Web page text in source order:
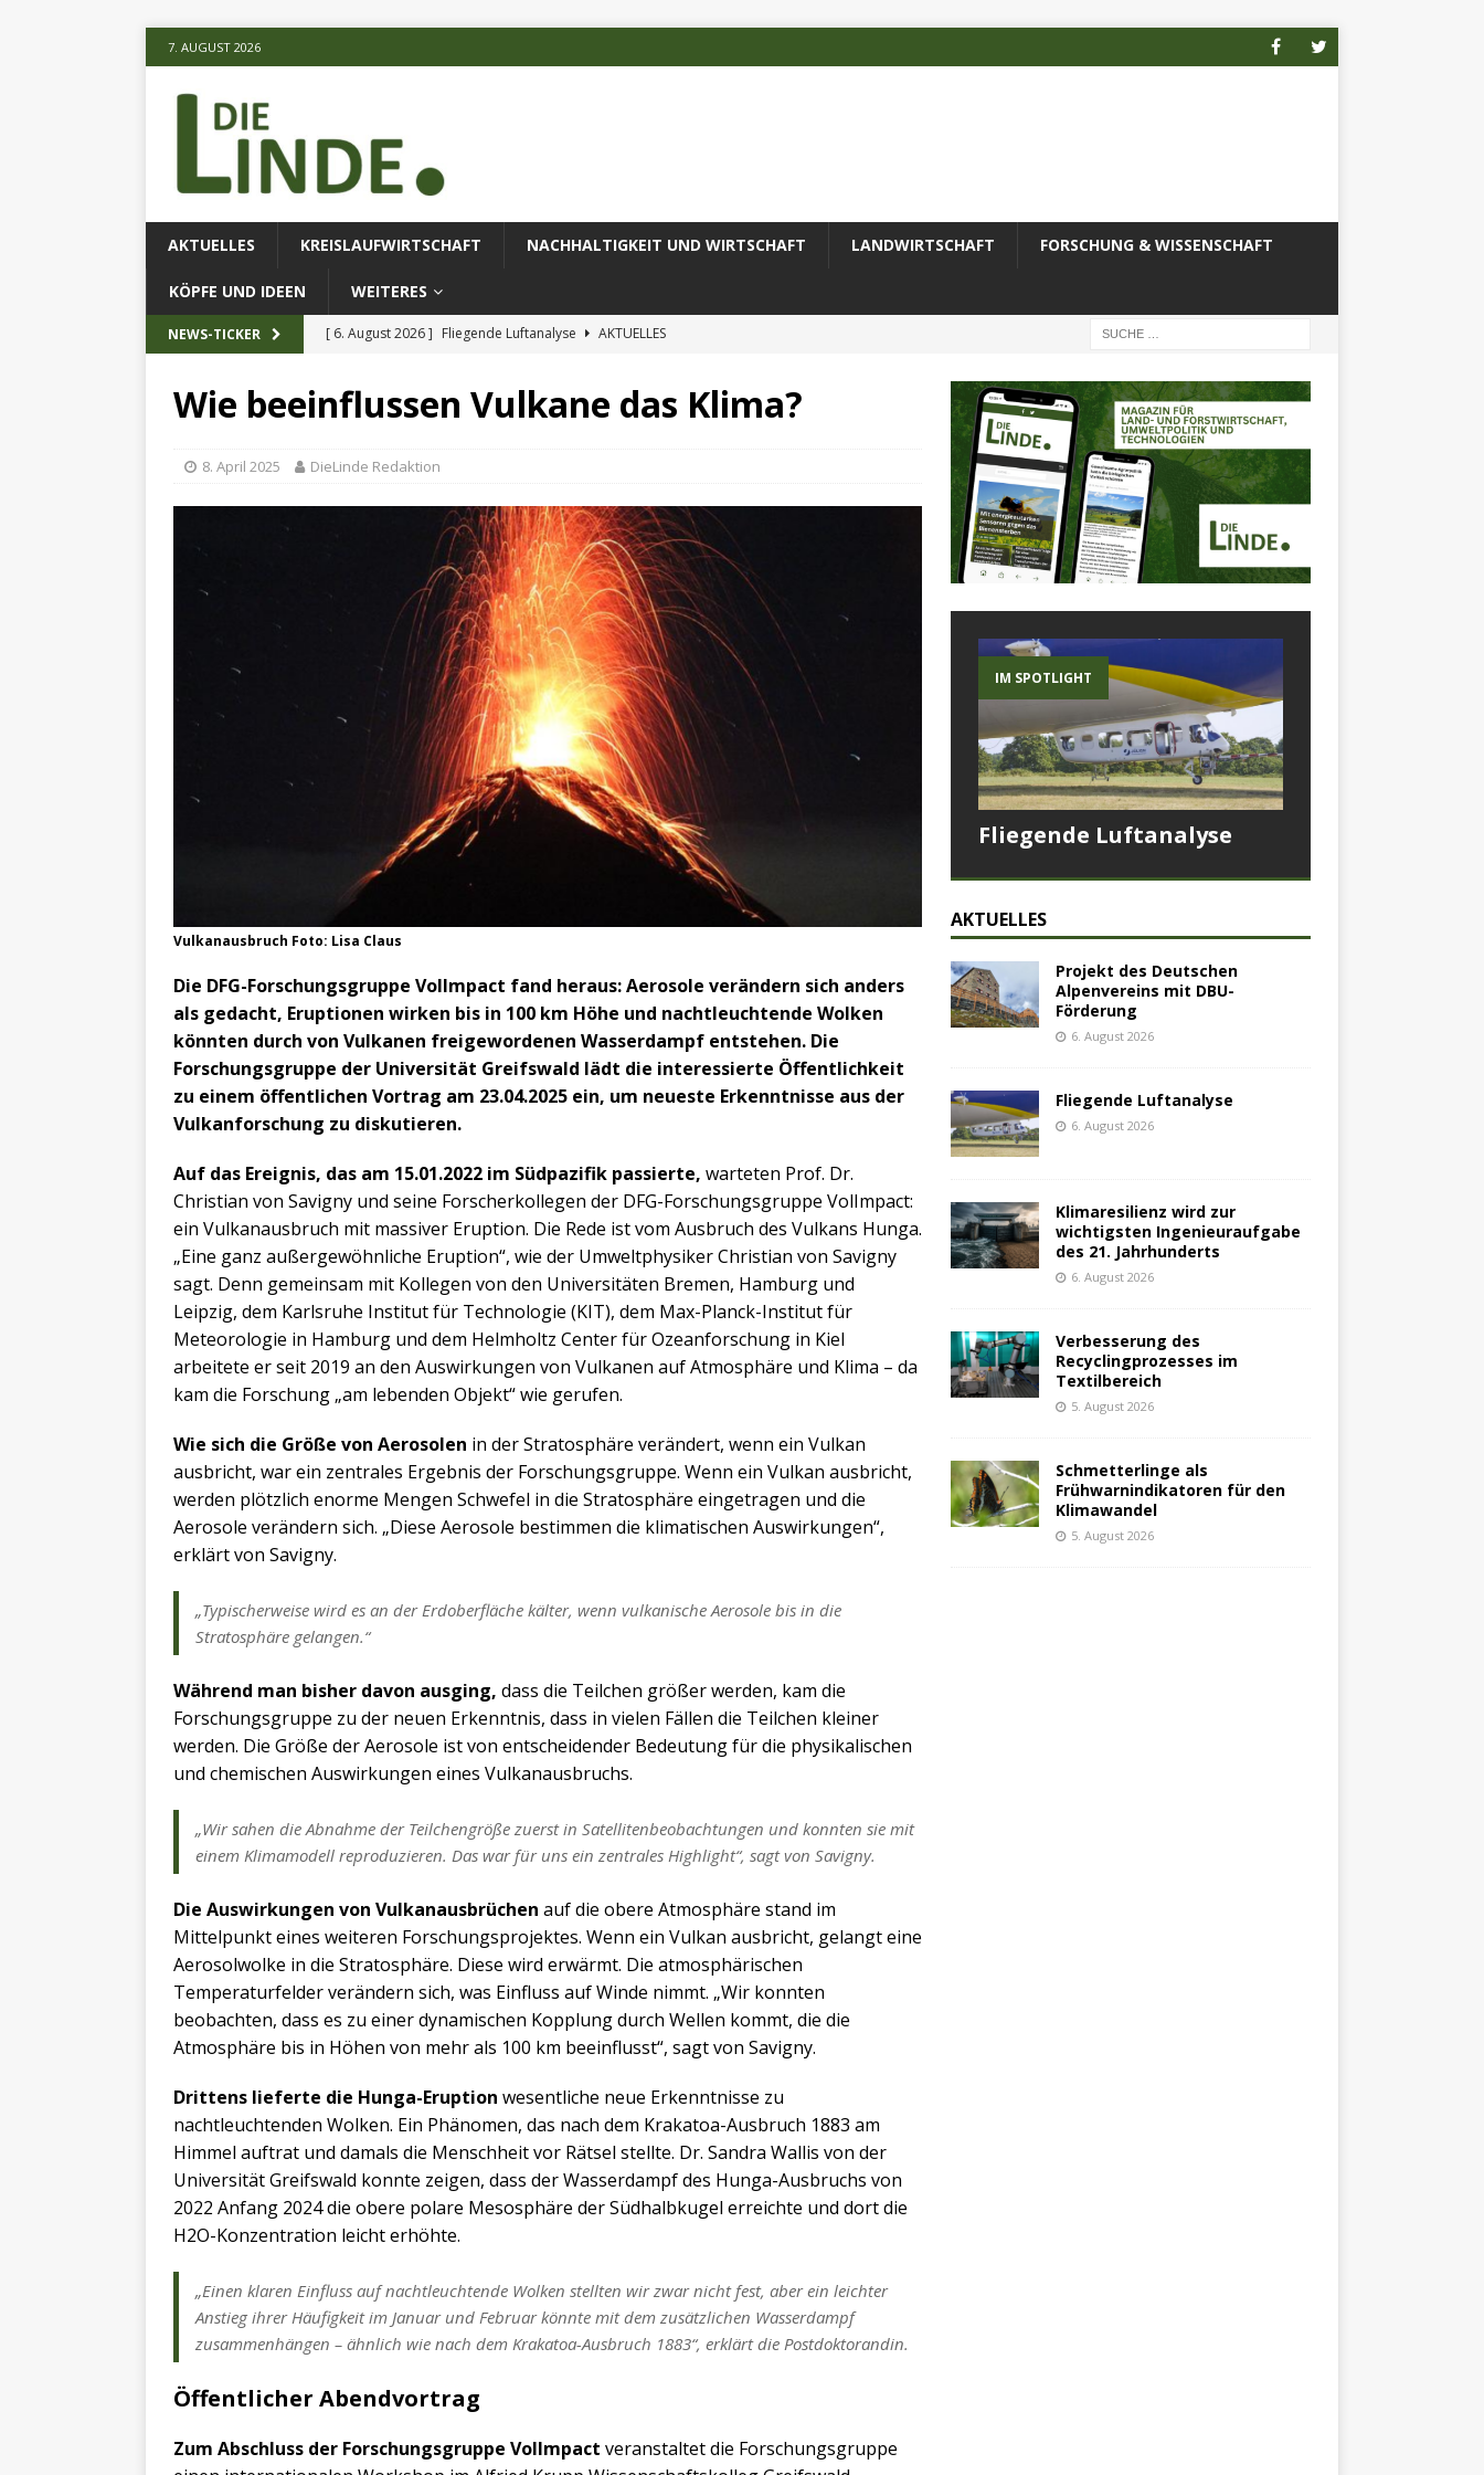
7. AUGUST 2026
AKTUELLES KREISLAUFWIRTSCHAFT NACHHALTIGKEIT UND WIRTSCHAFT LANDWIRTSCHAFT FORSCHUNG & WISSENSCHAFT
KÖPFE UND IDEEN WEITERES
NEWS-TICKER [ 6. August 2026 ] Fliegende Luftanalyse
AKTUELLES
AKTUELLES
Wie beeinflussen Vulkane das Klima?
8. April 2025 DieLinde Redaktion
Vulkanausbruch Foto: Lisa Claus
Die DFG-Forschungsgruppe VolImpact fand heraus: Aerosole verändern sich anders
als gedacht, Eruptionen wirken bis in 100 km Höhe und nachtleuchtende Wolken
könnten durch von Vulkanen freigewordenen Wasserdampf entstehen. Die
Forschungsgruppe der Universität Greifswald lädt die interessierte Öffentlichkeit
zu einem öffentlichen Vortrag am 23.04.2025 ein, um neueste Erkenntnisse aus der
Vulkanforschung zu diskutieren.
Auf das Ereignis, das am 15.01.2022 im Südpazifik passierte, warteten Prof. Dr.
Christian von Savigny und seine Forscherkollegen der DFG-Forschungsgruppe VolImpact:
ein Vulkanausbruch mit massiver Eruption. Die Rede ist vom Ausbruch des Vulkans Hunga.
„Eine ganz außergewöhnliche Eruption“, wie der Umweltphysiker Christian von Savigny
sagt. Denn gemeinsam mit Kollegen von den Universitäten Bremen, Hamburg und
Leipzig, dem Karlsruhe Institut für Technologie (KIT), dem Max-Planck-Institut für
Meteorologie in Hamburg und dem Helmholtz Center für Ozeanforschung in Kiel
arbeitete er seit 2019 an den Auswirkungen von Vulkanen auf Atmosphäre und Klima – da
kam die Forschung „am lebenden Objekt“ wie gerufen.
Wie sich die Größe von Aerosolen in der Stratosphäre verändert, wenn ein Vulkan
ausbricht, war ein zentrales Ergebnis der Forschungsgruppe. Wenn ein Vulkan ausbricht,
werden plötzlich enorme Mengen Schwefel in die Stratosphäre eingetragen und die
Aerosole verändern sich. „Diese Aerosole bestimmen die klimatischen Auswirkungen“,
erklärt von Savigny.
„Typischerweise wird es an der Erdoberfläche kälter, wenn vulkanische Aerosole bis in die
Stratosphäre gelangen.“
Während man bisher davon ausging, dass die Teilchen größer werden, kam die
Forschungsgruppe zu der neuen Erkenntnis, dass in vielen Fällen die Teilchen kleiner
werden. Die Größe der Aerosole ist von entscheidender Bedeutung für die physikalischen
und chemischen Auswirkungen eines Vulkanausbruchs.
„Wir sahen die Abnahme der Teilchengröße zuerst in Satellitenbeobachtungen und konnten sie mit
einem Klimamodell reproduzieren. Das war für uns ein zentrales Highlight“, sagt von Savigny.
Die Auswirkungen von Vulkanausbrüchen auf die obere Atmosphäre stand im
Mittelpunkt eines weiteren Forschungsprojektes. Wenn ein Vulkan ausbricht, gelangt eine
Aerosolwolke in die Stratosphäre. Diese wird erwärmt. Die atmosphärischen
Temperaturfelder verändern sich, was Einfluss auf Winde nimmt. „Wir konnten
beobachten, dass es zu einer dynamischen Kopplung durch Wellen kommt, die die
Atmosphäre bis in Höhen von mehr als 100 km beeinflusst“, sagt von Savigny.
Drittens lieferte die Hunga-Eruption wesentliche neue Erkenntnisse zu
nachtleuchtenden Wolken. Ein Phänomen, das nach dem Krakatoa-Ausbruch 1883 am
Himmel auftrat und damals die Menschheit vor Rätsel stellte. Dr. Sandra Wallis von der
Universität Greifswald konnte zeigen, dass der Wasserdampf des Hunga-Ausbruchs von
2022 Anfang 2024 die obere polare Mesosphäre der Südhalbkugel erreichte und dort die
H2O-Konzentration leicht erhöhte.
„Einen klaren Einfluss auf nachtleuchtende Wolken stellten wir zwar nicht fest, aber ein leichter
Anstieg ihrer Häufigkeit im Januar und Februar könnte mit dem zusätzlichen Wasserdampf
zusammenhängen – ähnlich wie nach dem Krakatoa-Ausbruch 1883“, erklärt die Postdoktorandin.
Öffentlicher Abendvortrag
Zum Abschluss der Forschungsgruppe Vollmpact veranstaltet die Forschungsgruppe
IM SPOTLIGHT
Fliegende Luftanalyse
AKTUELLES
Projekt des Deutschen
Alpenvereins mit DBU-
Förderung
6. August 2026
Fliegende Luftanalyse
6. August 2026
Klimaresilienz wird zur
wichtigsten Ingenieuraufgabe
des 21. Jahrhunderts
6. August 2026
Verbesserung des
Recyclingprozesses im
Textilbereich
5. August 2026
Schmetterlinge als
Frühwarnindikatoren für den
Klimawandel
5. August 2026